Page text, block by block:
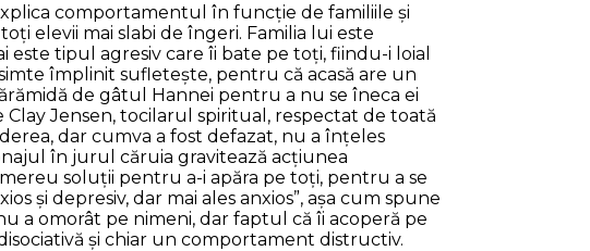
comportamentul în funcţie de familiile şi
elevii mai slabi de îngeri. Familia lui este
este tipul agresiv care îi bate pe toţi, fiindu-i loial
împlinit sufleteşte, pentru că acasă are un
de gâtul Hannei pentru a nu se îneca ei
Jensen, tocilarul spiritual, respectat de toată
dar cumva a fost defazat, nu a înţeles
în jurul căruia gravitează acţiunea
soluţii pentru a-i apăra pe toţi, pentru a se
şi depresiv, dar mai ales anxios”, aşa cum spune
a omorât pe nimeni, dar faptul că îi acoperă pe
şi chiar un comportament distructiv.